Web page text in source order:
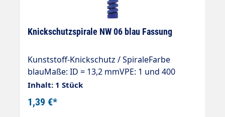
Knickschutzspirale NW 06 blau Fassung
Kunststoff-Knickschutz / SpiraleFarbe
blauMaße: ID = 13,2 mmVPE: 1 und 400
Stück
Inhalt: 1 Stück
1,39 €*